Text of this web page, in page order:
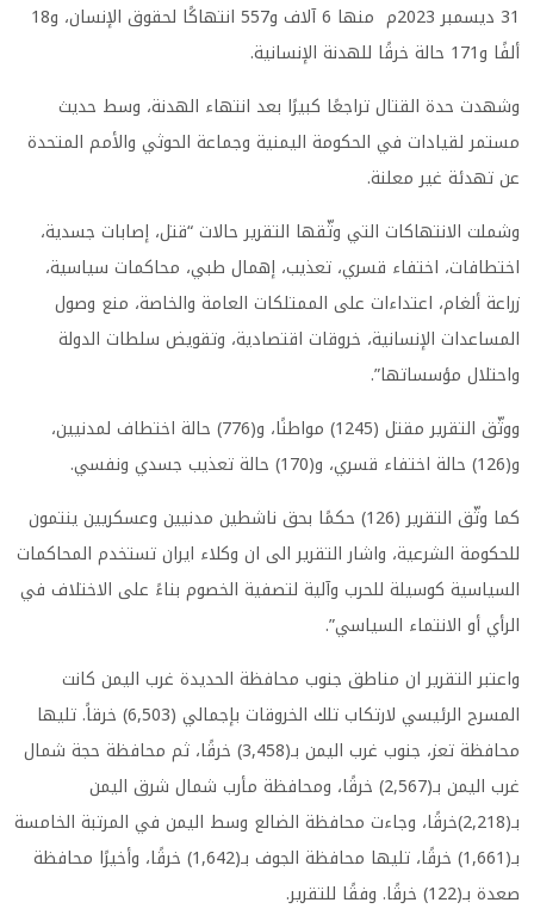
31 ديسمبر 2023م منها 6 آلاف و557 انتهاكًا لحقوق الإنسان، و18
ألفًا و171 حالة خرقًا للهدنة الإنسانية.
وشهدت حدة القتال تراجعًا كبيرًا بعد انتهاء الهدنة، وسط حديث
مستمر لقيادات في الحكومة اليمنية وجماعة الحوثي والأمم المتحدة
عن تهدئة غير معلنة.
وشملت الانتهاكات التي وثّقها التقرير حالات “قتل، إصابات جسدية،
اختطافات، اختفاء قسري، تعذيب، إهمال طبي، محاكمات سياسية،
زراعة ألغام، اعتداءات على الممتلكات العامة والخاصة، منع وصول
المساعدات الإنسانية، خروقات اقتصادية، وتقويض سلطات الدولة
واحتلال مؤسساتها”.
ووثّق التقرير مقتل (1245) مواطنًا، و(776) حالة اختطاف لمدنيين،
و(126) حالة اختفاء قسري، و(170) حالة تعذيب جسدي ونفسي.
كما وثّق التقرير (126) حكمًا بحق ناشطين مدنيين وعسكريين ينتمون
للحكومة الشرعية، واشار التقرير الى ان وكلاء ايران تستخدم المحاكمات
السياسية كوسيلة للحرب وآلية لتصفية الخصوم بناءً على الاختلاف في
الرأي أو الانتماء السياسي”.
واعتبر التقرير ان مناطق جنوب محافظة الحديدة غرب اليمن كانت
المسرح الرئيسي لارتكاب تلك الخروقات بإجمالي (6,503) خرقاً. تليها
محافظة تعز، جنوب غرب اليمن بـ(3,458) خرقًا، ثم محافظة حجة شمال
غرب اليمن بـ(2,567) خرقًا، ومحافظة مأرب شمال شرق اليمن
بـ(2,218)خرقًا، وجاءت محافظة الضالع وسط اليمن في المرتبة الخامسة
بـ(1,661) خرقًا، تليها محافظة الجوف بـ(1,642) خرقًا، وأخيرًا محافظة
صعدة بـ(122) خرقًا. وفقًا للتقرير.